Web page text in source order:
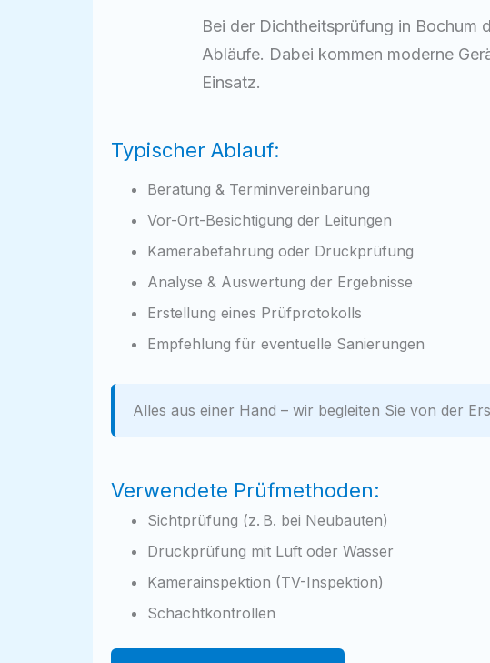
Bei der Dichtheitsprüfung in Bochum
Abläufe. Dabei kommen moderne
Einsatz.
Typischer Ablauf:
Beratung & Terminvereinbarung
Vor-Ort-Besichtigung der Leitungen
Kamerabefahrung oder Druckprüfung
Analyse & Auswertung der Ergebnisse
Erstellung eines Prüfprotokolls
Empfehlung für eventuelle Sanierungen
Alles aus einer Hand – wir begleiten Sie von der
Verwendete Prüfmethoden:
Sichtprüfung (z. B. bei Neubauten)
Druckprüfung mit Luft oder Wasser
Kamerainspektion (TV-Inspektion)
Schachtkontrollen